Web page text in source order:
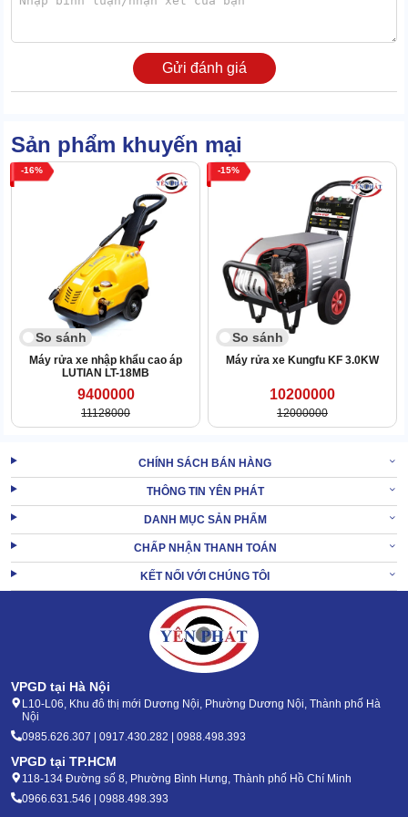
Cụm van & đồng hồ áp suất cũng được tối ưu ngay tại thân máy.
nước phù hợp cho từng mục đích sử dụng.
1.4 Tuổi thọ bền khỏe, rủi ro hư hỏng thấp
Độ bền khỏe của em máy này cũng được hãng đặc biệt chú trọng.
Chỉ cần vận hành chuẩn,máy phun xịt rửa xelàm việc ổn áp
trong hàng chục năm là điều bình thường.
Để làm được điều đó, Jetta ưu tiên sử dụng những vật liệu siêu
bền khỏe cho toàn bộ chi tiết máy.
Khung vỏ làm bằng thép siêu chống chịu, quét thêm 2 lớp sơn tĩnh
điện x2 độ bền. Qua đó, vừa tăng cường tính thẩm mỹ còn đẩy
cao độ chống chịu, hạn chế ăn mòn tốt nhất.
Gửi đánh giá
Sản phẩm khuyến mại
16
So sánh
Máy rửa xe nhập khẩu cao áp
LUTIAN LT-18MB
9400000
11128000
15
So sánh
Máy rửa xe Kungfu KF 3.0KW
10200000
12000000
CHÍNH SÁCH BÁN HÀNG
THÔNG TIN YÊN PHÁT
DANH MỤC SẢN PHẨM
CHẤP NHẬN THANH TOÁN
KẾT NỐI VỚI CHÚNG TÔI
VPGD tại Hà Nội
L10-L06, Khu đô thị mới Dương Nội, Phường Dương Nội, Thành phố Hà
Nội
0985.626.307 | 0917.430.282 | 0988.498.393
VPGD tại TP.HCM
118-134 Đường số 8, Phường Bình Hưng, Thành phố Hồ Chí Minh
0966.631.546 | 0988.498.393